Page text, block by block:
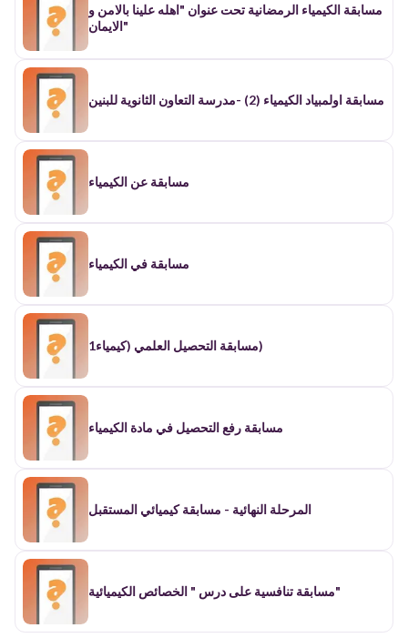
مسابقة الكيمياء الرمضانية تحت عنوان "اهله علينا بالامن و
الايمان"
مسابقة اولمبياد الكيمياء (2) -مدرسة التعاون الثانوية للبنين
مسابقة عن الكيمياء
مسابقة في الكيمياء
مسابقة التحصيل العلمي (كيمياء1)
مسابقة رفع التحصيل في مادة الكيمياء
المرحلة النهائية - مسابقة كيميائي المستقبل
مسابقة تنافسية على درس " الخصائص الكيميائية"